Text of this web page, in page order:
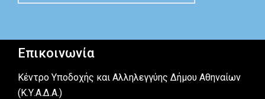
Επικοινωνία
Κέντρο Υποδοχής και Αλληλεγγύης Δήμου Αθηναίων
(Κ.Υ.Α.Δ.Α.)